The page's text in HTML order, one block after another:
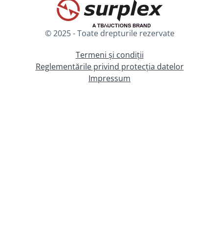
© 2025 - Toate drepturile rezervate
Termeni și condiții
Reglementările privind protecția datelor
Impressum